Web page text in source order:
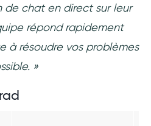
de chat en direct sur leur
répond rapidement
à résoudre vos problèmes
»